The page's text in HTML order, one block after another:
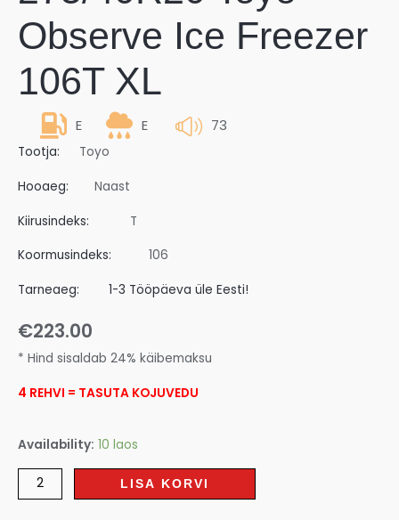
Observe Ice Freezer
106T XL
E E 73
Tootja: Toyo
Hooaeg: Naast
Kiirusindeks: T
Koormusindeks: 106
Tarneaeg: 1-3 Tööpäeva üle Eesti!
€223.00
* Hind sisaldab 24% käibemaksu
4 REHVI = TASUTA KOJUVEDU
Availability: 10 laos
LISA KORVI